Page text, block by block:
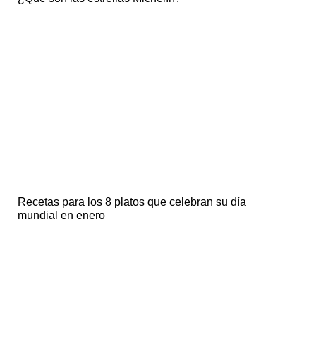
Recetas para los 8 platos que celebran su día
mundial en enero